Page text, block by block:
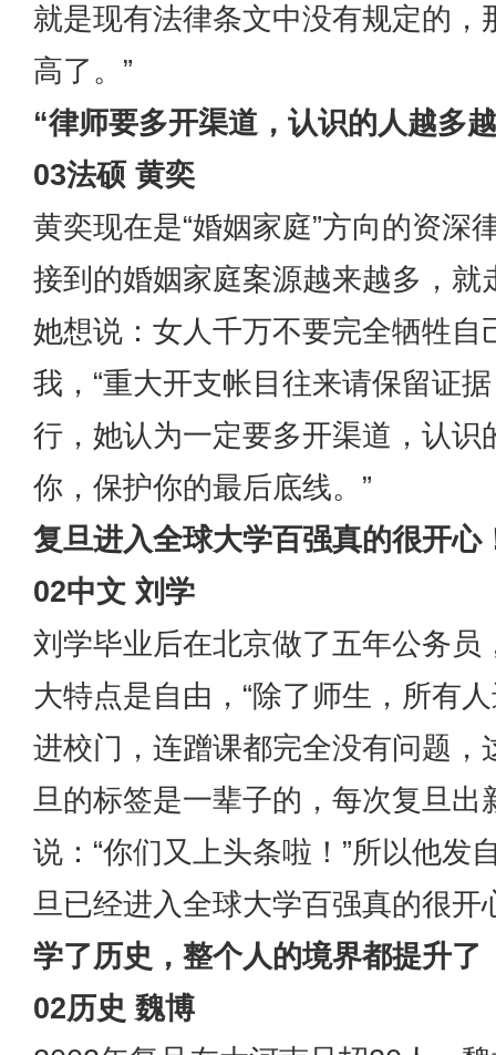
就是现有法律条文中没有规定的
高了。”
“律师要多开渠道，认识的人越多
03法硕 黄奕
黄奕现在是“婚姻家庭”方向的资深
接到的婚姻家庭案源越来越多，就
她想说：女人千万不要完全牺牲
我，“重大开支帐目往来请保留证
行，她认为一定要多开渠道，认识
你，保护你的最后底线。”
复旦进入全球大学百强真的很开心
02中文 刘学
刘学毕业后在北京做了五年公务
大特点是自由，“除了师生，所有
进校门，连蹭课都完全没有问题，
旦的标签是一辈子的，每次复旦
说：“你们又上头条啦！”所以他发
旦已经进入全球大学百强真的很开
学了历史，整个人的境界都提升了
02历史 魏博